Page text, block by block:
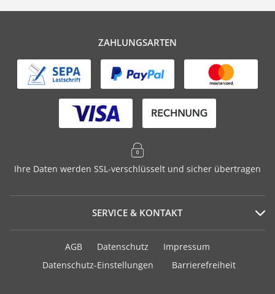
ZAHLUNGSARTEN
Ihre Daten werden SSL-verschlüsselt und sicher übertragen
SERVICE & KONTAKT
Serviceportal
Versand und Zahlung
AGB Datenschutz
Impressum
Datenschutz-Einstellungen
Barrierefreiheit